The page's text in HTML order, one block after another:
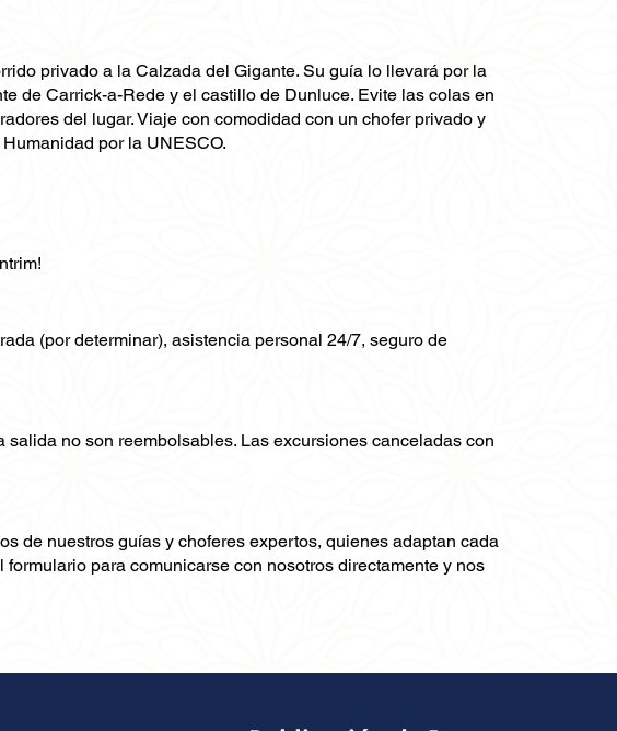
privado a la Calzada del Gigante. Su guía lo llevará por la
de Carrick-a-Rede y el castillo de Dunluce. Evite las colas en
del lugar. Viaje con comodidad con un chofer privado y
por la UNESCO.
(por determinar), asistencia personal 24/7, seguro de
no son reembolsables. Las excursiones canceladas con
de nuestros guías y choferes expertos, quienes adaptan cada
para comunicarse con nosotros directamente y nos